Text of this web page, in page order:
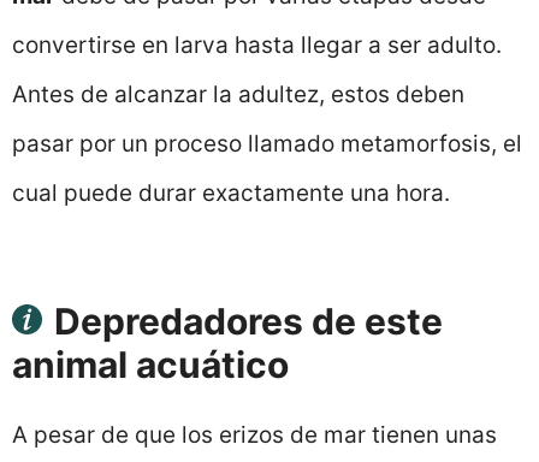
convertirse en larva hasta llegar a ser adulto.
Antes de alcanzar la adultez, estos deben
pasar por un proceso llamado metamorfosis, el
cual puede durar exactamente una hora.
Depredadores de este
animal acuático
A pesar de que los erizos de mar tienen unas